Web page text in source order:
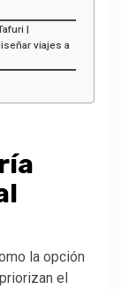
|
viajes a
la opción
el